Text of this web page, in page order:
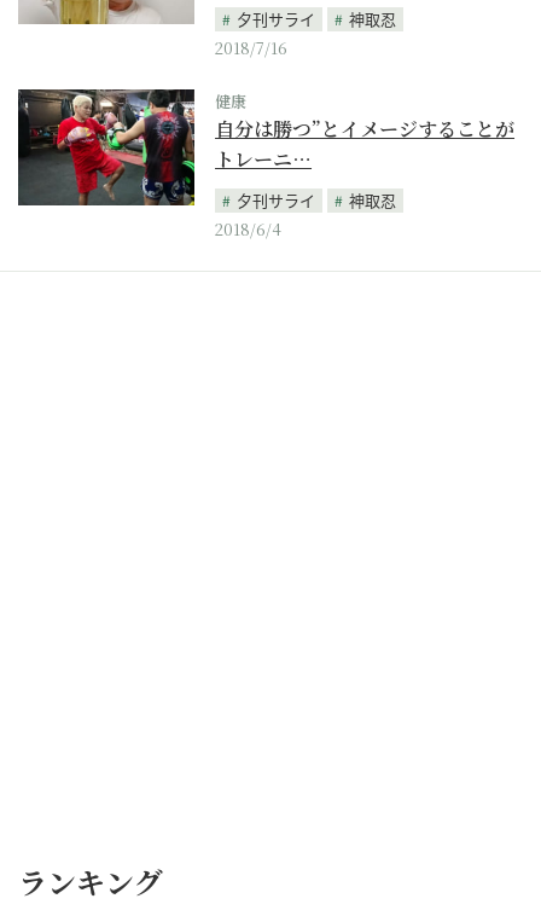
夕刊サライ
神取忍
2018/7/16
健康
自分は勝つ”とイメージすることが
トレーニ…
夕刊サライ
神取忍
2018/6/4
ランキング